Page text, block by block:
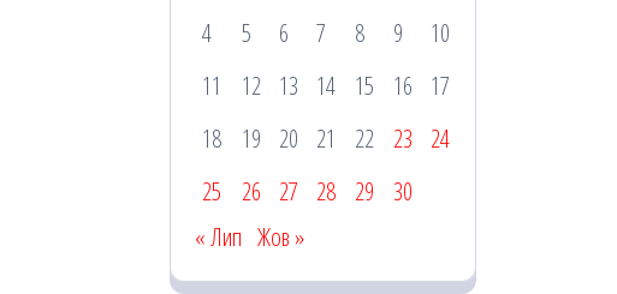
4
5 6 7 8 9
10
11
12 13 14 15 16
17
18
19 20 21 22 23
24
25
26 27 28 29
30
« Лип Жов »